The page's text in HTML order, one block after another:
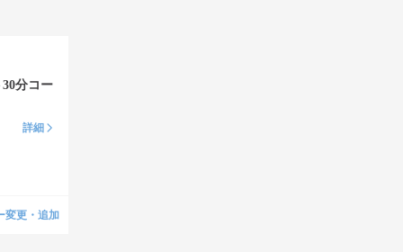
分コー
詳細
変更・追加